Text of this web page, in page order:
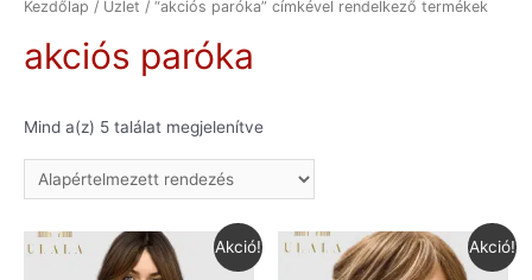
Kezdőlap / Üzlet / “akciós paróka” címkével rendelkező termékek
akciós paróka
Mind a(z) 5 találat megjelenítve
Akció! Akció!